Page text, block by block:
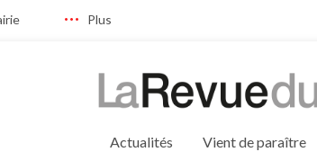
Plus
Actualités Vient de paraître